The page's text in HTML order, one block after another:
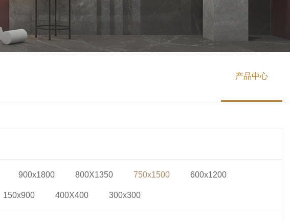
产品中心
900x1800 800X1350 750x1500 600x1200
150x900 400X400 300x300